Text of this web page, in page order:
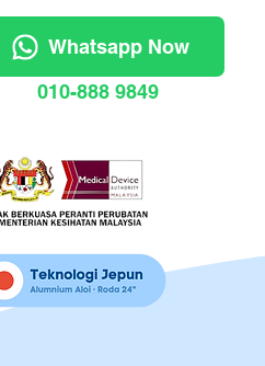
Whatsapp Now
010-888 9849